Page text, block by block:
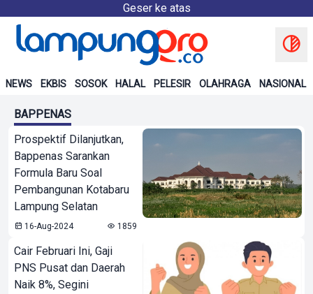
Geser ke atas
NEWS EKBIS SOSOK HALAL PELESIR OLAHRAGA NASIONAL
BAPPENAS
Prospektif Dilanjutkan,
Bappenas Sarankan
Formula Baru Soal
Pembangunan Kotabaru
Lampung Selatan
16-Aug-2024 1859
Cair Februari Ini, Gaji
PNS Pusat dan Daerah
Naik 8%, Segini